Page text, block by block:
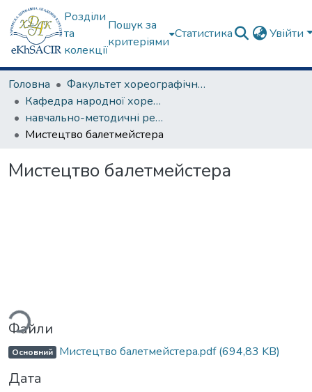
Розділи
та
колекції
Пошук за
критеріями
Статистика Увійти
Головна
Факультет хореографічного мистецтва
Кафедра народної хореографії та теорії танцю
навчально-методичні рекомендації, програми дисциплін
Мистецтво балетмейстера
Мистецтво балетмейстера
Файли
Основний Мистецтво балетмейстера.pdf(694,83 KB)
Дата